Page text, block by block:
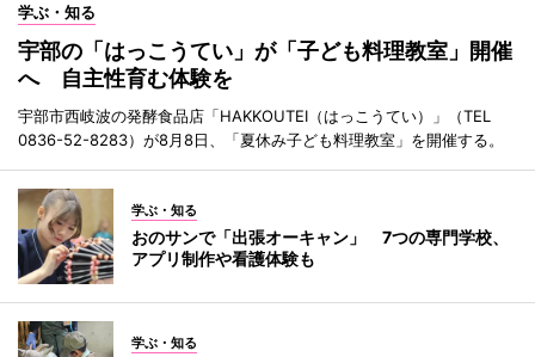
学ぶ・知る
宇部の「はっこうてい」が「子ども料理教室」開催
へ 自主性育む体験を
宇部市西岐波の発酵食品店「HAKKOUTEI（はっこうてい）」（TEL
0836-52-8283）が8月8日、「夏休み子ども料理教室」を開催する。
学ぶ・知る
おのサンで「出張オーキャン」 7つの専門学校、
アプリ制作や看護体験も
学ぶ・知る